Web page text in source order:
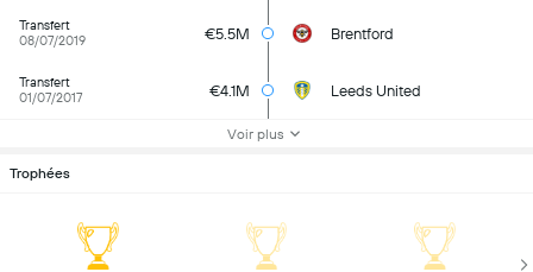
Transfert
08/07/2019
€5.5M Brentford
Transfert
01/07/2017
€4.1M Leeds United
Voir plus
Trophées